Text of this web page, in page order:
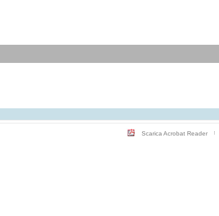
Scarica Acrobat Reader